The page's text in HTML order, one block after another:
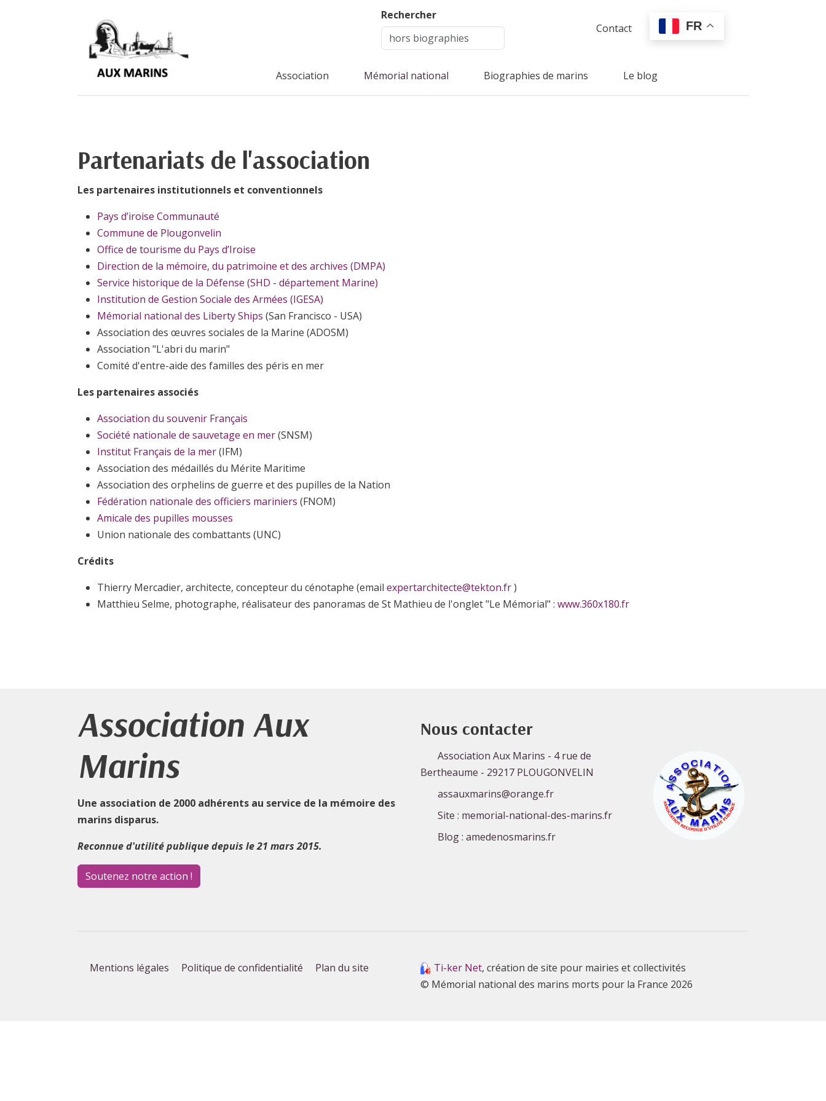
Rechercher
Contact
FR
Association Mémorial national Biographies de marins Le blog
Partenariats de l'association
Les partenaires institutionnels et conventionnels
Pays d’iroise Communauté
Commune de Plougonvelin
Office de tourisme du Pays d’Iroise
Direction de la mémoire, du patrimoine et des archives (DMPA)
Service historique de la Défense (SHD - département Marine)
Institution de Gestion Sociale des Armées (IGESA)
Mémorial national des Liberty Ships (San Francisco - USA)
Association des œuvres sociales de la Marine (ADOSM)
Association "L'abri du marin"
Comité d'entre-aide des familles des péris en mer
Les partenaires associés
Association du souvenir Français
Société nationale de sauvetage en mer(SNSM)
Institut Français de la mer(IFM)
Association des médaillés du Mérite Maritime
Association des orphelins de guerre et des pupilles de la Nation
Fédération nationale des officiers mariniers (FNOM)
Amicale des pupilles mousses
Union nationale des combattants (UNC)
Crédits
Thierry Mercadier, architecte, concepteur du cénotaphe (email expertarchitecte@tekton.fr)
Matthieu Selme, photographe, réalisateur des panoramas de St Mathieu de l'onglet "Le Mémorial" : www.360x180.fr
Association Aux
Marins
Une association de 2000 adhérents au service de la mémoire des
marins disparus.
Reconnue d'utilité publique depuis le 21 mars 2015.
Soutenez notre action !
Nous contacter
Association Aux Marins - 4 rue de
Bertheaume - 29217 PLOUGONVELIN
assauxmarins@orange.fr
Site : memorial-national-des-marins.fr
Blog : amedenosmarins.fr
Mentions légales Politique de confidentialité Plan du site Ti-ker Net, création de site pour mairies et collectivités
© Mémorial national des marins morts pour la France 2026